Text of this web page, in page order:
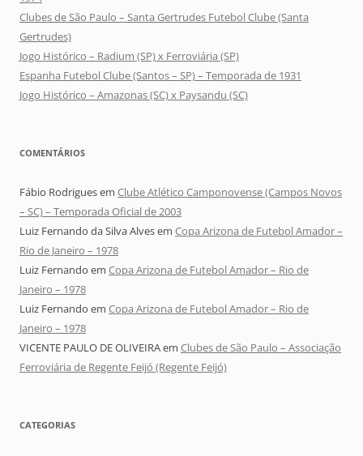
Clubes de São Paulo – Santa Gertrudes Futebol Clube (Santa
Gertrudes)
Jogo Histórico – Radium (SP) x Ferroviária (SP)
Espanha Futebol Clube (Santos – SP) – Temporada de 1931
Jogo Histórico – Amazonas (SC) x Paysandu (SC)
COMENTÁRIOS
Fábio Rodriguesem Clube Atlético Camponovense (Campos Novos
– SC) – Temporada Oficial de 2003
Luiz Fernando da Silva Alvesem Copa Arizona de Futebol Amador –
Rio de Janeiro – 1978
Luiz Fernando em Copa Arizona de Futebol Amador – Rio de
Janeiro – 1978
Luiz Fernando em Copa Arizona de Futebol Amador – Rio de
Janeiro – 1978
VICENTE PAULO DE OLIVEIRAem Clubes de São Paulo – Associação
Ferroviária de Regente Feijó (Regente Feijó)
CATEGORIAS